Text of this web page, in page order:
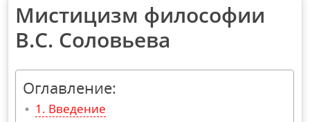
Мистицизм философии
В.С. Соловьева
Оглавление:
Введение